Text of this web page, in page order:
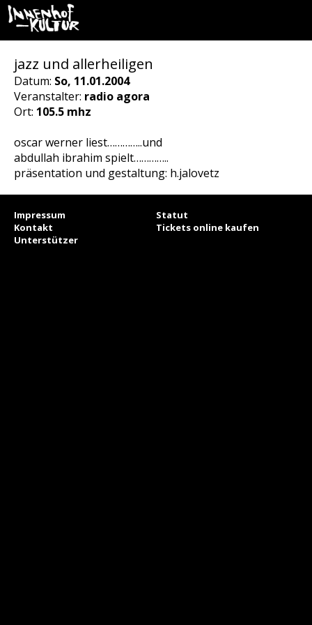
jazz und allerheiligen
Datum: So, 11.01.2004
Veranstalter: radio agora
Ort: 105.5 mhz
oscar werner liest…………..und
abdullah ibrahim spielt…………..
präsentation und gestaltung: h.jalovetz
Impressum
Statut
Kontakt
Tickets online kaufen
Unterstützer